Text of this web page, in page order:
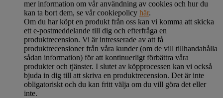
mer information om vår användning av cookies och hur du
kan ta bort dem, se vår cookiepolicy här.
Om du har köpt en produkt från oss kan vi komma att skicka
ett e-postmeddelande till dig och efterfråga en
produktrecension. Vi är intresserade av att få
produktrecensioner från våra kunder (om de vill tillhandahålla
sådan information) för att kontinuerligt förbättra våra
produkter och tjänster. I slutet av köpprocessen kan vi också
bjuda in dig till att skriva en produktrecension. Det är inte
obligatoriskt och du kan fritt välja om du vill göra det eller
inte.